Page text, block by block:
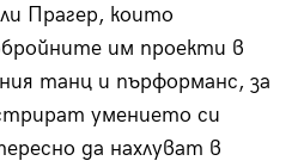
Прагер, които
им проекти в
танц и пърформанс, за
умението си
да нахлуват в